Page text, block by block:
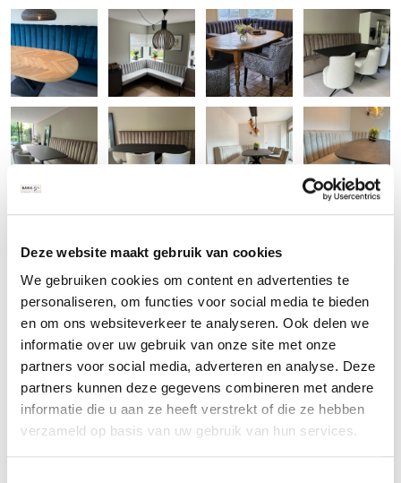
Deze website maakt gebruik van cookies
We gebruiken cookies om content en advertenties te
personaliseren, om functies voor social media te bieden
en om ons websiteverkeer te analyseren. Ook delen we
informatie over uw gebruik van onze site met onze
partners voor social media, adverteren en analyse. Deze
partners kunnen deze gegevens combineren met andere
informatie die u aan ze heeft verstrekt of die ze hebben
verzameld op basis van uw gebruik van hun services.
Levertijd ronde eetkamerbank op maat
De ronde eetkamerbank heeft een gemiddelde levertijd van een 6
tot 8 weken. Heeft u vragen omtrent de eetkamerbank? Neem
dan contact met ons op via het onderstaande contactformulier